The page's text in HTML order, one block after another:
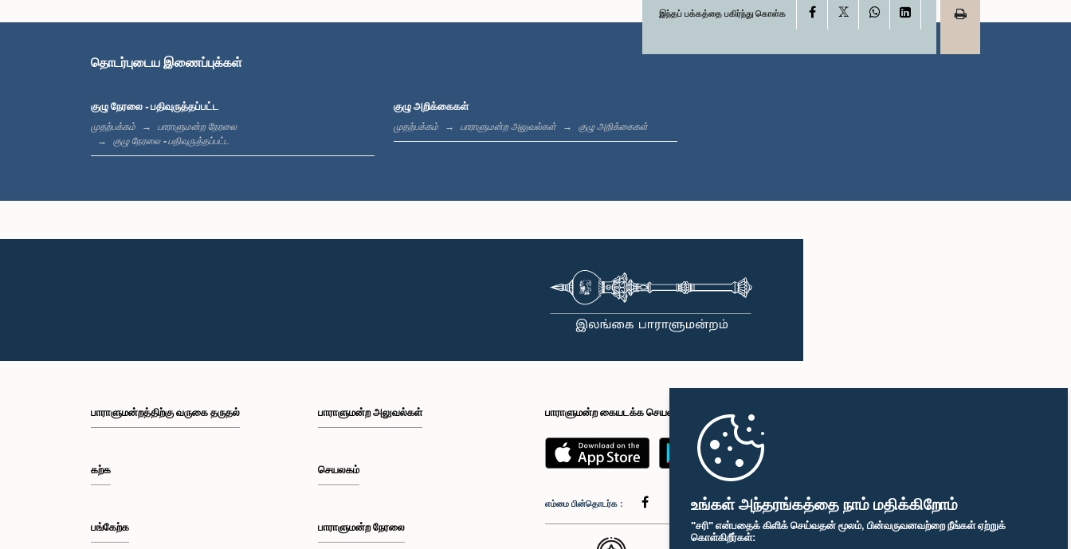
உங்கள் அந்தரங்கத்தை நாம் மதிக்கிறோம்
"சரி" என்பதைக் கிளிக் செய்வதன் மூலம், பின்வருவனவற்றை நீங்கள் ஏற்றுக்
கொள்கிறீர்கள்:
இந்தப் பக்கத்தை பகிர்ந்து கொள்க Facebook WhatsAppLinkedIn
தொடர்புடைய இணைப்புக்கள்
குழு நேரலை - பதிவுருத்தப்பட்ட
முதற்பக்கம்
பாராளுமன்ற நேரலை
குழு நேரலை - பதிவுருத்தப்பட்ட
குழு அறிக்கைகள்
முதற்பக்கம் பாராளுமன்ற அலுவல்கள் குழு அறிக்கைகள்
பாராளுமன்றத்திற்கு வருகை தருதல்
கற்க
பங்கேற்க
பாராளுமன்ற அலுவல்கள்
செயலகம்
பாராளுமன்ற நேரலை
பாராளுமன்ற கையடக்க செயலி
எம்மை பின்தொடர்க :